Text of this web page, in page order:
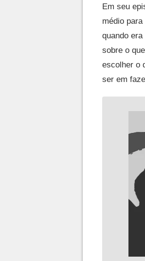
Em seu
médio
quando
sobre o
escolher o
ser em